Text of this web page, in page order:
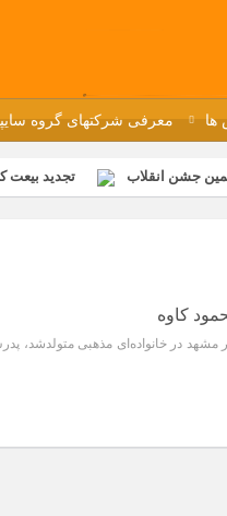
ها معرفی شرکتهای گروه
جشن انقلاب تجدید بیعت
شد
فاطمیه مگاموتور
کاوه‌
محمود کاوه در سال ۱۳۴۰ در مشهد در خانواده‌ای